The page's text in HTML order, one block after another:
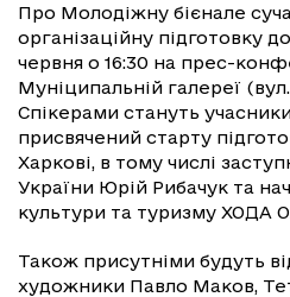
Про Молодіжну бієнале
організаційну підготовку
червня о 16:30 на прес-
Муніципальній галереї
Спікерами стануть
присвячений старту
Харкові, в тому числі
України Юрій Рибачук та
культури та туризму ХОДА
Також присутніми будуть
художники Павло Маков,